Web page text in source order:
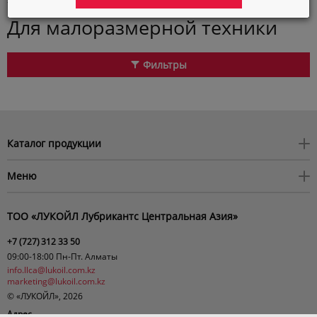
Автокосметика
Город
Астана
Язык
техники
Для малоразмерной техники
Фильтры
ТОО «ЛУКОЙЛ Лубрикантс Центральная Азия»
+7 (727)312 33 50
09:00-18:00 Пн-Пт. Алматы
info.llca@lukoil.com.kz
marketing@lukoil.com.kz
© «ЛУКОЙЛ», 2026
Адрес
Каталог продукции
Тормозные жидкости
Автохимия
Меню
Акция 4+1
Испытательная Лаборатория
Одобрения производителей
Конфиденциальность
Менеджмент качества